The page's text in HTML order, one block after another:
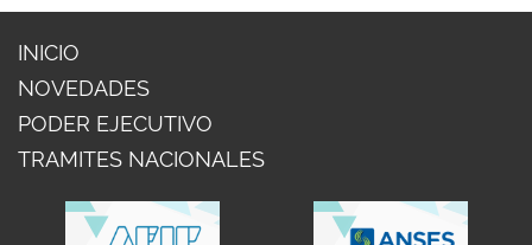
INICIO
NOVEDADES
PODER EJECUTIVO
TRAMITES NACIONALES